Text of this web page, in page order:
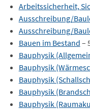
Arbeitssicherheit,
Ausschreibung/
Ausschreibung/
Bauen im Bestand –
Bauphysik
Bauphysik
Bauphysik
Bauphysik
Bauphysik